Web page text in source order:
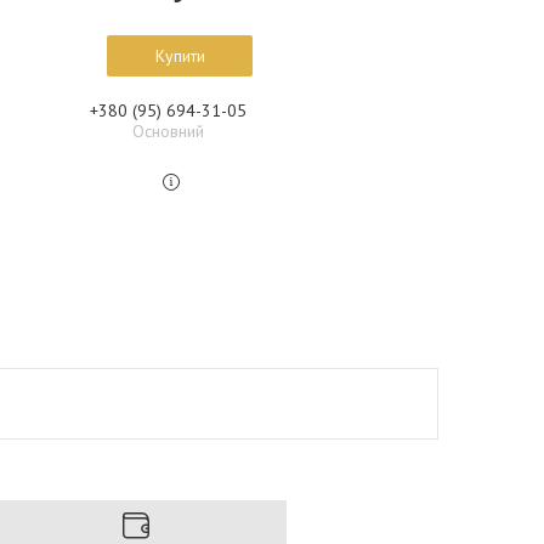
Купити
+380 (95) 694-31-05
Основний